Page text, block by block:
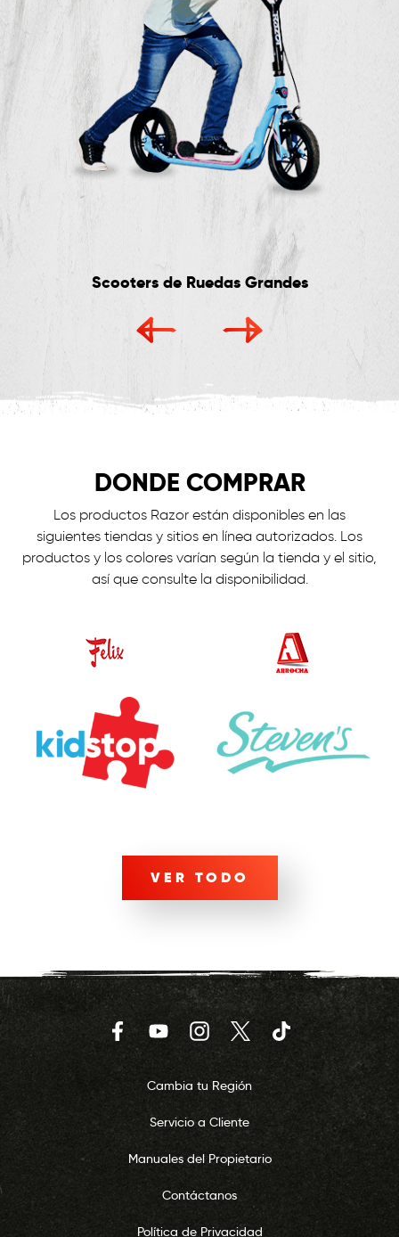
Scooters de Ruedas Grandes
DONDE COMPRAR
Los productos Razor están disponibles en las
siguientes tiendas y sitios en línea autorizados. Los
productos y los colores varían según la tienda y el sitio,
así que consulte la disponibilidad.
VER TODO
FacebookYouTubeInstagramTwitter TikTok
Cambia tu Región
Servicio a Cliente
Manuales del Propietario
Contáctanos
Política de Privacidad